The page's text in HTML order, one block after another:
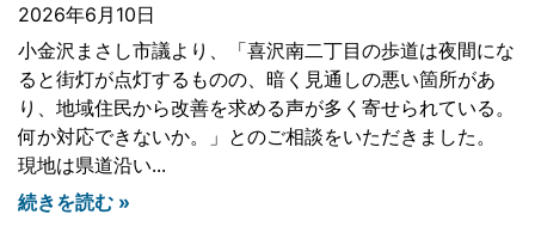
2026年6月10日
小金沢まさし市議より、「喜沢南二丁目の歩道は夜間にな
ると街灯が点灯するものの、暗く見通しの悪い箇所があ
り、地域住民から改善を求める声が多く寄せられている。
何か対応できないか。」とのご相談をいただきました。
現地は県道沿い
続きを読む »